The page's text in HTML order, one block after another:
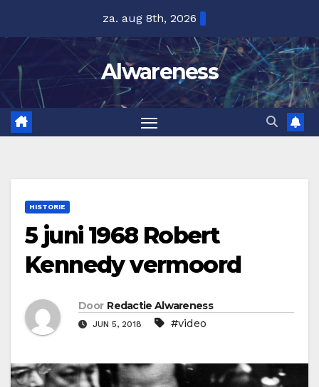
inhoud
za. aug 8th, 2026
Alwareness
HISTORIE
5 juni 1968 Robert
Kennedy vermoord
Door Redactie Alwareness
JUN 5, 2018 #video